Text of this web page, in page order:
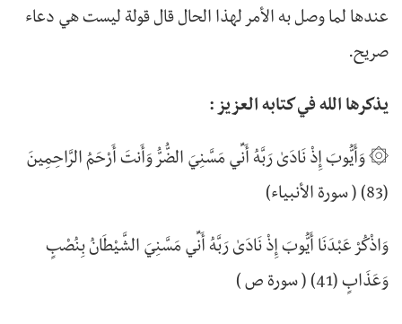
عندها لما وصل به الأمر لهذا الحال قال قولة ليست هي دعاء
صريح.
يذكرها الله في كتابه العزيز :
۞ وَأَيُّوبَ إِذْ نَادَىٰ رَبَّهُ أَنِّي مَسَّنِيَ الضُّرُّ وَأَنتَ أَرْحَمُ الرَّاحِمِينَ
(83) ( سورة الأنبياء)
وَاذْكُرْ عَبْدَنَا أَيُّوبَ إِذْ نَادَىٰ رَبَّهُ أَنِّي مَسَّنِيَ الشَّيْطَانُ بِنُصْبٍ
وَعَذَابٍ (41) ( سورة ص )